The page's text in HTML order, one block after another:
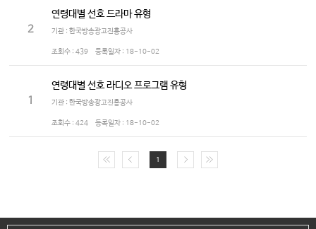
2
연령대별 선호 드라마 유형
기관 : 한국방송광고진흥공사
조회수 : 439 등록일자 : 18-10-02
1
연령대별 선호 라디오 프로그램 유형
기관 : 한국방송광고진흥공사
조회수 : 424 등록일자 : 18-10-02
1